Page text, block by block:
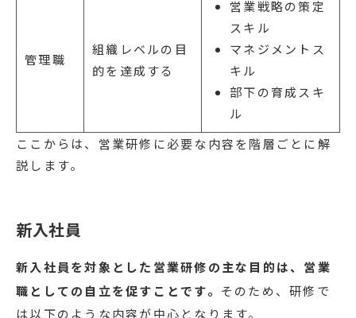
管理職
組織レベルの目
的を達成する
営業戦略の策定
スキル
マネジメントス
キル
部下の育成スキ
ル
ここからは、営業研修に必要な内容を階層ごとに解
説します。
新入社員
新入社員を対象とした営業研修の主な目的は、営業
職としての自立を促すことです。 そのため、研修で
は以下のような内容が中心となります。